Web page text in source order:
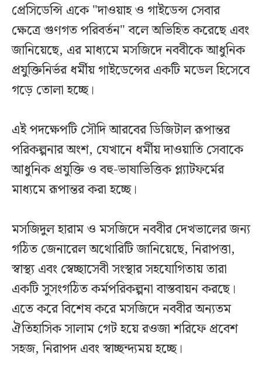
প্রেসিডেন্সি একে "দাওয়াহ ও গাইডেন্স সেবার
ক্ষেত্রে গুণগত পরিবর্তন" বলে অভিহিত করেছে এবং
জানিয়েছে, এর মাধ্যমে মসজিদে নববীকে আধুনিক
প্রযুক্তিনির্ভর ধর্মীয় গাইডেন্সের একটি মডেল হিসেবে
গড়ে তোলা হচ্ছে।
এই পদক্ষেপটি সৌদি আরবের ডিজিটাল রূপান্তর
পরিকল্পনার অংশ, যেখানে ধর্মীয় দাওয়াতি সেবাকে
আধুনিক প্রযুক্তি ও বহু-ভাষাভিত্তিক প্ল্যাটফর্মের
মাধ্যমে রূপান্তর করা হচ্ছে।
মসজিদুল হারাম ও মসজিদে নববীর দেখভালের জন্য
গঠিত জেনারেল অথোরিটি জানিয়েছে, নিরাপত্তা,
স্বাস্থ্য এবং স্বেচ্ছাসেবী সংস্থার সহযোগিতায় তারা
একটি সুসংগঠিত কর্মপরিকল্পনা বাস্তবায়ন করছে।
এতে করে বিশেষ করে মসজিদে নববীর অন্যতম
ঐতিহাসিক সালাম গেট হয়ে রওজা শরিফে প্রবেশ
সহজ, নিরাপদ এবং স্বাচ্ছন্দ্যময় হচ্ছে।